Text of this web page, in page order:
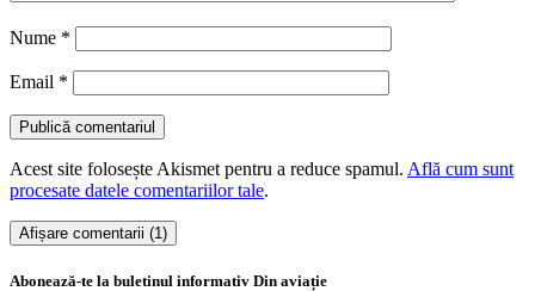
Nume *
Email *
Acest site folosește Akismet pentru a reduce spamul. Află cum sunt
procesate datele comentariilor tale.
Afișare comentarii (1)
Abonează-te la buletinul informativ Din aviație